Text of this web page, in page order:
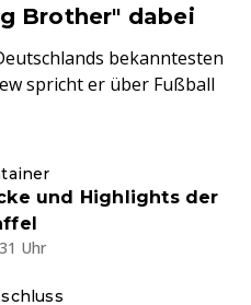
Brother" dabei
bekanntesten
spricht er über Fußball
und Highlights der
Uhr